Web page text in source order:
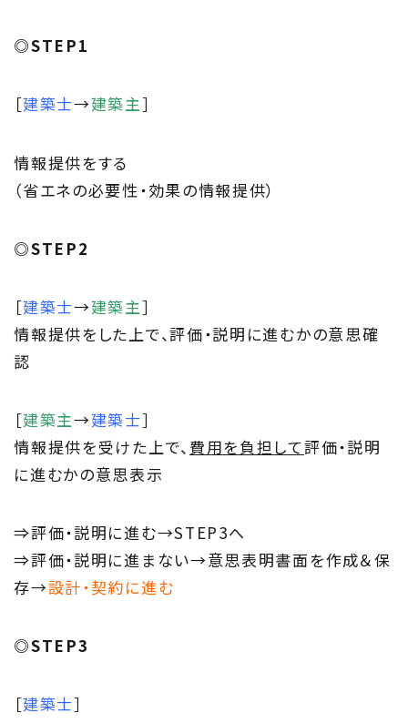
家づくりに役立つ情報
Maintenance
じゅうmado
◎STEP1
［建築士→建築主］
情報提供をする
（省エネの必要性・効果の情報提供）
◎STEP2
［建築士→建築主］
情報提供をした上で、評価・説明に進むかの意思確
認
［建築主→建築士］
情報提供を受けた上で、 費用を負担して評価・説明
に進むかの意思表示
⇒評価・説明に進む→STEP3へ
⇒評価・説明に進まない→意思表明書面を作成＆保
存→設計・契約に進む
◎STEP3
［建築士］